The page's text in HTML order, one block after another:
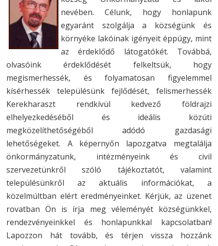
nevében. Célunk, hogy honlapunk
egyaránt szolgálja a községünk és
környéke lakóinak igényeit éppúgy, mint
az érdeklődő látogatókét. Továbbá,
olvasóink érdeklődését felkeltsük, hogy
megismerhessék, és folyamatosan figyelemmel
kísérhessék településünk fejlődését, felismerhessék
Kerekharaszt rendkívül kedvező földrajzi
elhelyezkedéséből és ideális közúti
megközelíthetőségéből adódó gazdasági
lehetőségeket. A képernyőn lapozgatva megtalálja
önkormányzatunk, intézményeink és civil
szervezetünkről szóló tájékoztatót, valamint
településünkről az aktuális információkat, a
közelmúltban elért eredményeinket. Kérjük, az üzenet
rovatban Ön is írja meg véleményét községünkkel,
rendezvényeinkkel és honlapunkkal kapcsolatban!
Lapozzon hát tovább, és térjen vissza hozzánk